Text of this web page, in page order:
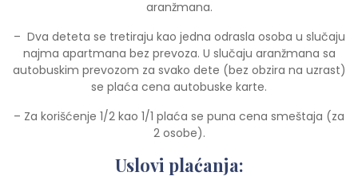
aranžmana.
– Dva deteta se tretiraju kao jedna odrasla osoba u slučaju
najma apartmana bez prevoza. U slučaju aranžmana sa
autobuskim prevozom za svako dete (bez obzira na uzrast)
se plaća cena autobuske karte.
– Za korišćenje 1/2 kao 1/1 plaća se puna cena smeštaja (za
2 osobe).
Uslovi plaćanja: